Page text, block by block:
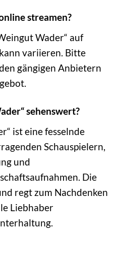
streamen?
Wader“ auf
variieren. Bitte
gängigen Anbietern
sehenswert?
ist eine fesselnde
Schauspielern,
und
Die
regt zum Nachdenken
Liebhaber